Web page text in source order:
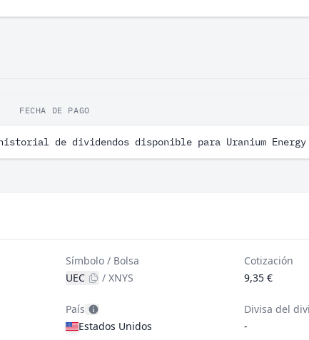
FECHA DE PAGO
de dividendos disponible para Uranium
Símbolo / Bolsa
UEC
/XNYS
Cotización
9,35 €
País
Estados Unidos
Divisa del
-